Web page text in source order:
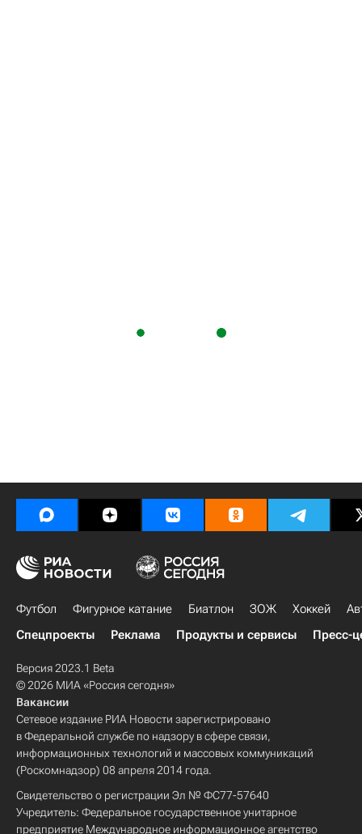
Футбол Фигурное катание Биатлон ЗОЖ Хоккей
Спецпроекты
Реклама Продукты и сервисы Пресс-
Версия 2023.1 Beta
© 2026 МИА «Россия сегодня»
Вакансии
Сетевое издание РИА Новости зарегистрировано
в Федеральной службе по надзору в сфере связи,
информационных технологий и массовых коммуникаций
(Роскомнадзор) 08 апреля 2014 года.
Свидетельство о регистрации Эл № ФС77-57640
Учредитель: Федеральное государственное унитарное
предприятие Международное информационное агентство